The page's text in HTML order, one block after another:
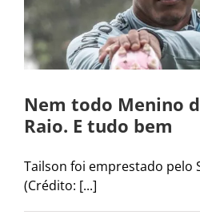
Nem todo Menino
Raio. E tudo bem
Tailson foi emprestado pelo
(Crédito: [...]